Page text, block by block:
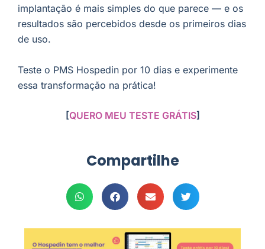
implantação é mais simples do que parece — e os
resultados são percebidos desde os primeiros dias
de uso.
Teste o PMS Hospedin por 10 dias e experimente
essa transformação na prática!
[QUERO MEU TESTE GRÁTIS]
Compartilhe